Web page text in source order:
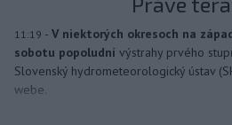
11:19 - V niektorých okresoch na
sobotu popoludní výstrahy prvého
Slovenský hydrometeorologický ústav
webe.